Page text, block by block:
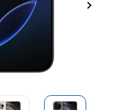
chevron_right